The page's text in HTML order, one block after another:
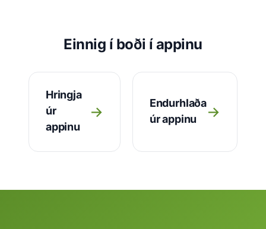
Einnig í boði í appinu
Hringja
úr
appinu
→
Endurhlaða
úr appinu
→